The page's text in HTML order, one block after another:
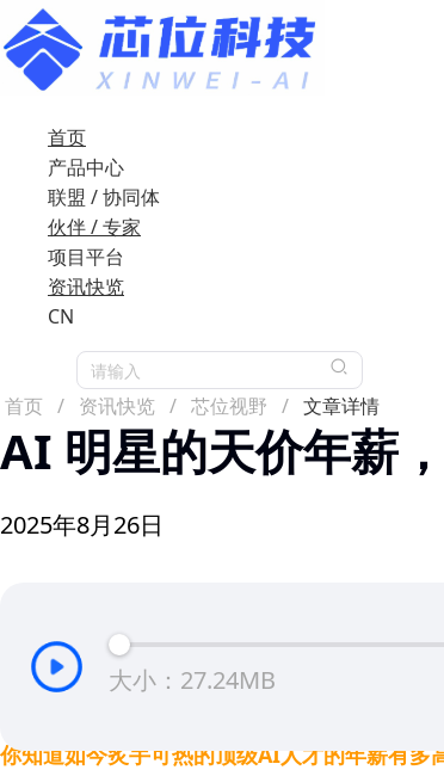
首页
产品中心
联盟 / 协同体
伙伴 / 专家
项目平台
资讯快览
CN
请输入
首页 / 资讯快览 / 芯位视野 / 文章详情
AI 明星的天价年薪
2025年8月26日
大小：27.24MB
你知道如今炙手可热的顶级AI人才的年薪有